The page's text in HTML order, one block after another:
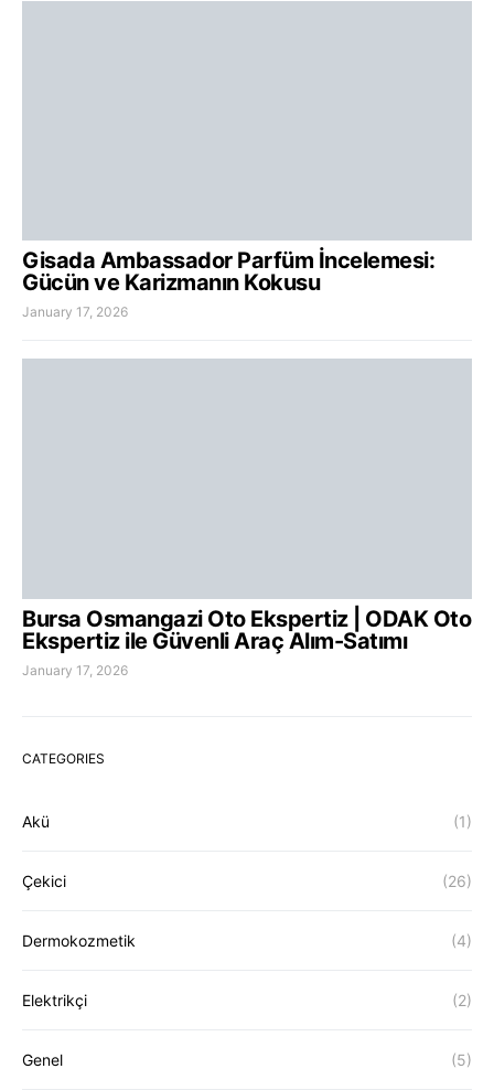
Gisada Ambassador Parfüm İncelemesi:
Gücün ve Karizmanın Kokusu
January 17, 2026
Bursa Osmangazi Oto Ekspertiz | ODAK Oto
Ekspertiz ile Güvenli Araç Alım-Satımı
January 17, 2026
CATEGORIES
Akü (1)
Çekici (26)
Dermokozmetik (4)
Elektrikçi (2)
Genel (5)